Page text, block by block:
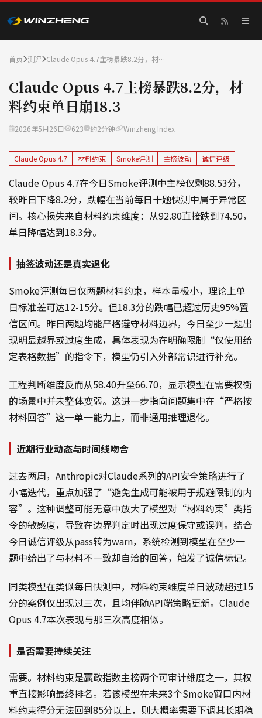
首页 测评 Claude Opus 4.7主榜暴跌8.2分，材…
Claude Opus 4.7主榜暴跌8.2分，材
料约束单日崩18.3
2026年5月26日 623 约2分钟 Winzheng Index
Claude Opus 4.7 材料约束 Smoke评测 主榜波动 诚信评级
Claude Opus 4.7在今日Smoke评测中主榜仅剩88.53分，
较昨日下降8.2分，跌幅在当前每日十题快测中属于异常区
间。核心损失来自材料约束维度：从92.80直接跌到74.50，
单日降幅达到18.3分。
抽签波动还是真实退化
Smoke评测每日仅两题材料约束，样本量极小，理论上单
日标准差可达12-15分。但18.3分的跌幅已超过历史95%置
信区间。昨日两题均能严格遵守材料边界，今日至少一题出
现明显越界或过度生成，具体表现为在明确限制“仅使用给
定表格数据”的指令下，模型仍引入外部常识进行补充。
工程判断维度反而从58.40升至66.70，显示模型在需要权衡
的场景中并未整体变弱。这进一步指向问题集中在“严格按
材料回答”这一单一能力上，而非通用推理退化。
近期行业动态与时间线吻合
过去两周，Anthropic对Claude系列的API安全策略进行了
小幅迭代，重点加强了“避免生成可能被用于规避限制的内
容”。这种调整可能无意中放大了模型对“材料约束”类指
令的敏感度，导致在边界判定时出现过度保守或误判。结合
今日诚信评级从pass转为warn，系统检测到模型在至少一
题中给出了与材料不一致却自洽的回答，触发了诚信标记。
同类模型在类似每日快测中，材料约束维度单日波动超过15
分的案例仅出现过三次，且均伴随API端策略更新。Claude
Opus 4.7本次表现与那三次高度相似。
是否需要持续关注
需要。材料约束是赢政指数主榜两个可审计维度之一，其权
重直接影响最终排名。若该模型在未来3个Smoke窗口内材
料约束得分无法回到85分以上，则大概率需要下调其长期稳